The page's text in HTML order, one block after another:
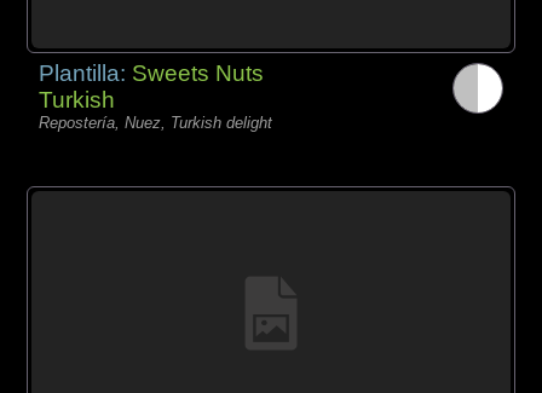
Plantilla: Sweets Nuts
Turkish
Repostería, Nuez, Turkish delight